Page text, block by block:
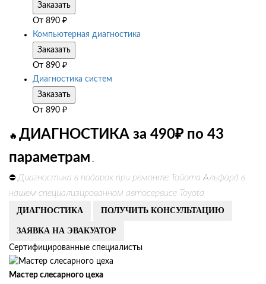
Заказать
От 890 ₽
Компьютерная диагностика
Заказать
От 890 ₽
Диагностика систем
Заказать
От 890 ₽
🔥 ДИАГНОСТИКА за 490₽ по 43
параметрам .
⛔ Диагностика в подарок при ремонте Тойота Альфард в
нашем специализированном автосервисе Toyota
ДИАГНОСТИКА ПОЛУЧИТЬ КОНСУЛЬТАЦИЮ
ЗАЯВКА НА ЭВАКУАТОР
Сертифицированные специалисты
Мастер слесарного цеха